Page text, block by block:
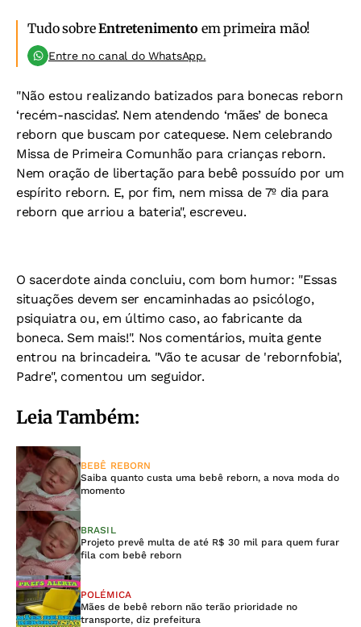
Tudo sobreEntretenimento em primeira mão!
Entre no canal do WhatsApp.
"Não estou realizando batizados para bonecas reborn
‘recém-nascidas’. Nem atendendo ‘mães’ de boneca
reborn que buscam por catequese. Nem celebrando
Missa de Primeira Comunhão para crianças reborn.
Nem oração de libertação para bebê possuído por um
espírito reborn. E, por fim, nem missa de 7º dia para
reborn que arriou a bateria", escreveu.
O sacerdote ainda concluiu, com bom humor: "Essas
situações devem ser encaminhadas ao psicólogo,
psiquiatra ou, em último caso, ao fabricante da
boneca. Sem mais!". Nos comentários, muita gente
entrou na brincadeira. "Vão te acusar de 'rebornfobia',
Padre", comentou um seguidor.
Leia Também:
BEBÊ REBORN
Saiba quanto custa uma bebê reborn, a nova moda do
momento
BRASIL
Projeto prevê multa de até R$ 30 mil para quem furar
fila com bebê reborn
POLÉMICA
Mães de bebê reborn não terão prioridade no
transporte, diz prefeitura